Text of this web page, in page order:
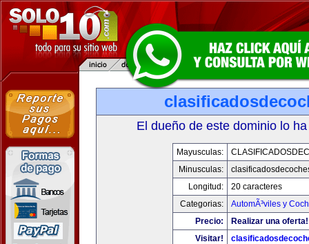
El dueño de este dominio lo
Mayusculas:
Minusculas:
Longitud:
20 caracteres
Categorias:
AutomÃ³viles y
Precio:
Realizar una oferta!
Visitar!